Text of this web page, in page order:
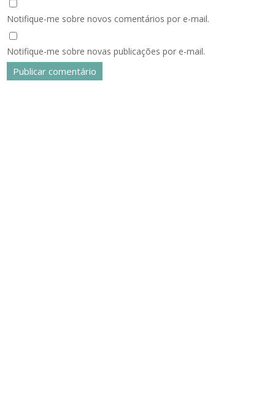
Notifique-me sobre novos comentários por e-mail.
Notifique-me sobre novas publicações por e-mail.